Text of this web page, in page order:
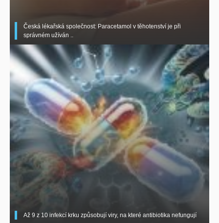
Česká lékařská společnost: Paracetamol v těhotenství je při
správném užíván ..
Až 9 z 10 infekcí krku způsobují viry, na které antibiotika nefungují